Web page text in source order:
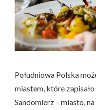
Południowa Polska
miastem, które
Sandomierz – miasto,